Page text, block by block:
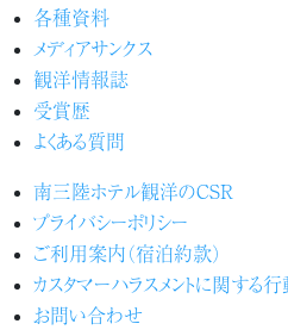
各種資料
メディアサンクス
観洋情報誌
受賞歴
よくある質問
南三陸ホテル観洋のCSR
プライバシーポリシー
ご利用案内（宿泊約款）
カスタマーハラスメントに関する
お問い合わせ